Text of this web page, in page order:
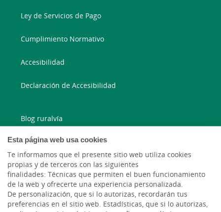
Esta página web usa cookies
Te informamos que el presente sitio web utiliza cookies
propias y de terceros con las siguientes
finalidades: Técnicas que permiten el buen funcionamiento
de la web y ofrecerte una experiencia personalizada.
De personalización, que si lo autorizas, recordarán tus
preferencias en el sitio web. Estadísticas, que si lo autorizas,
Ley de Servicios de Pago
Cumplimiento Normativo
Accesibilidad
Declaración de Accesibilidad
Blog ruralvía
Blog Joven In
Facebook
Twitter